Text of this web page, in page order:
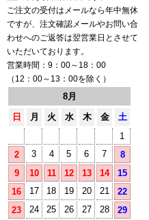
ご注文の受付はメールなら年中無休
ですが、注文確認メールやお問い合
わせへのご返答は翌営業日とさせて
いただいております。
営業時間：9：00～18：00
（12：00～13：00を除く）
8月
日
月 火 水 木 金
土
1
2
3 4 5 6 7
8
9
10 11 12 13 14
15
16
17 18 19 20 21
22
23
24 25 26 27 28
29